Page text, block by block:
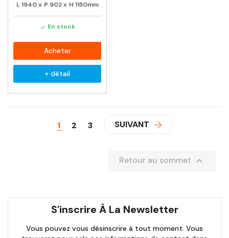
L 1940 x P 902 x H 1150mm
 En stock
Acheter
+ détail
1 2 3 SUIVANT
Retour au sommet 
S'inscrire À La Newsletter
Vous pouvez vous désinscrire à tout moment. Vous